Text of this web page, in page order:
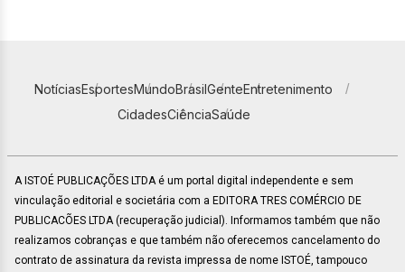
NotíciasEsportesMundoBrasilGenteEntretenimento
CidadesCiênciaSaúde
A ISTOÉ PUBLICAÇÕES LTDA é um portal digital independente e sem
vinculação editorial e societária com a EDITORA TRES COMÉRCIO DE
PUBLICACÕES LTDA (recuperação judicial). Informamos também que não
realizamos cobranças e que também não oferecemos cancelamento do
contrato de assinatura da revista impressa de nome ISTOÉ, tampouco